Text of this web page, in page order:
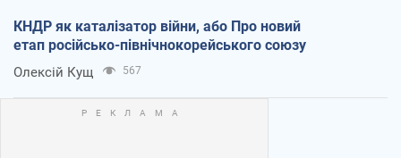
КНДР як каталізатор війни, або Про новий
етап російсько-північнокорейського союзу
Олексій Кущ 567